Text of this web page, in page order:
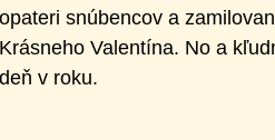
opateri snúbencov a
Krásneho Valentína. No a
deň v roku.